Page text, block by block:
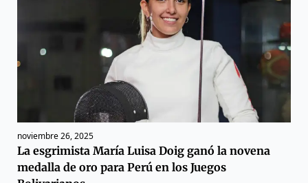
noviembre 26, 2025
La esgrimista María Luisa Doig ganó la novena
medalla de oro para Perú en los Juegos